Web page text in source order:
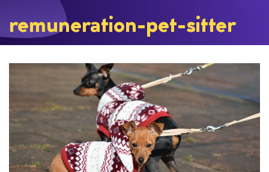
remuneration-pet-sitter